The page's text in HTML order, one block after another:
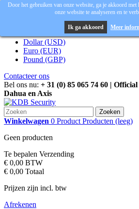
Dollar (USD)
Euro (EUR)
Pound (GBP)
Contacteer ons
Bel ons nu: + 31 (0) 85 065 74 60 |
Dahua en Axis
Zoeken
Winkelwagen 0 Product Producten (leeg)
Geen producten
Te bepalen Verzending
€ 0,00 BTW
€ 0,00 Totaal
Prijzen zijn incl. btw
Afrekenen
Door het gebruiken van onze website, ga je akkoord
onze website te analyseren en te
Ik ga akkoord Meer